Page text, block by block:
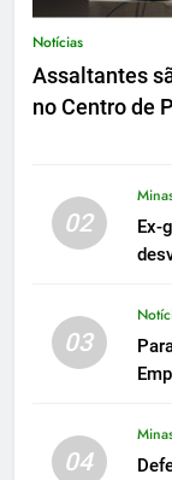
Notícias
Assaltantes
no Centro de
02
Ex-
03
04